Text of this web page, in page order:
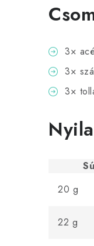
3×
3×
3×
20 g
22 g